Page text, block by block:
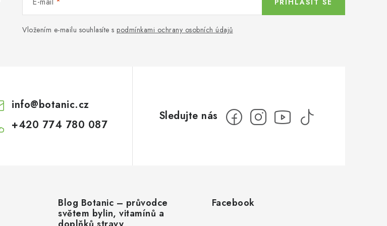
Vložením e-mailu souhlasíte s podmínkami ochrany osobních údajů
PŘIHLÁSIT SE
info@botanic.cz
+420 774 780 087
Blog Botanic – průvodce
světem bylin, vitamínů a
Facebook